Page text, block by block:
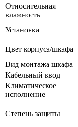
Относительная
влажность
Установка
Цвет корпуса/шкафа
Вид монтажа шкафа
Кабельный ввод
Климатическое
исполнение
Степень защиты